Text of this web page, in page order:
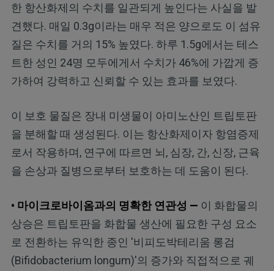
한 항산화제의 수치를 일관되게 높인다는 사실을 발
견했다. 매일 0.3g이라는 매우 적은 양으로도 이 섬유
질은 수치를 거의 15% 높였다. 하루 1.5g에서는 테스
트한 성인 24명 모두에게서 수치가 46%에 가깝게 증
가하여 강력하고 신뢰할 수 있는 효과를 보였다.
이 보호 물질은 장내 미생물이 아미노산인 트립토판
을 분해할 때 생성된다. 이는 항산화제이자 항염증제
로서 작용하며, 연구에 따르면 뇌, 심장, 간, 신장, 근육
을 손상과 질병으로부터 보호하는 데 도움이 된다.
• 마이크로바이옴과의 명확한 연관성 — 이 화합물의
상승은 트립토판을 화합물 생산에 필요한 구성 요소
로 전환하는 유익한 종인 '비피도박테리움 롱검
(Bifidobacterium longum)'의 증가와 직접적으로 궤